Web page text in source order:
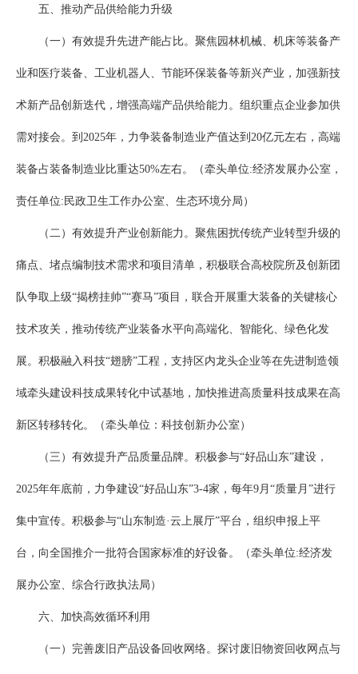
五、推动产品供给能力升级
（一）有效提升先进产能占比。聚焦园林机械、机床等装备产
业和医疗装备、工业机器人、节能环保装备等新兴产业，加强新技
术新产品创新迭代，增强高端产品供给能力。组织重点企业参加供
需对接会。到2025年，力争装备制造业产值达到20亿元左右，高端
装备占装备制造业比重达50%左右。（牵头单位:经济发展办公室，
责任单位:民政卫生工作办公室、生态环境分局）
（二）有效提升产业创新能力。聚焦困扰传统产业转型升级的
痛点、堵点编制技术需求和项目清单，积极联合高校院所及创新团
队争取上级“揭榜挂帅”“赛马”项目，联合开展重大装备的关键核心
技术攻关，推动传统产业装备水平向高端化、智能化、绿色化发
展。积极融入科技“翅膀”工程，支持区内龙头企业等在先进制造领
域牵头建设科技成果转化中试基地，加快推进高质量科技成果在高
新区转移转化。（牵头单位：科技创新办公室）
（三）有效提升产品质量品牌。积极参与“好品山东”建设，
2025年年底前，力争建设“好品山东”3-4家，每年9月“质量月”进行
集中宣传。积极参与“山东制造·云上展厅”平台，组织申报上平
台，向全国推介一批符合国家标准的好设备。（牵头单位:经济发
展办公室、综合行政执法局）
六、加快高效循环利用
（一）完善废旧产品设备回收网络。探讨废旧物资回收网点与